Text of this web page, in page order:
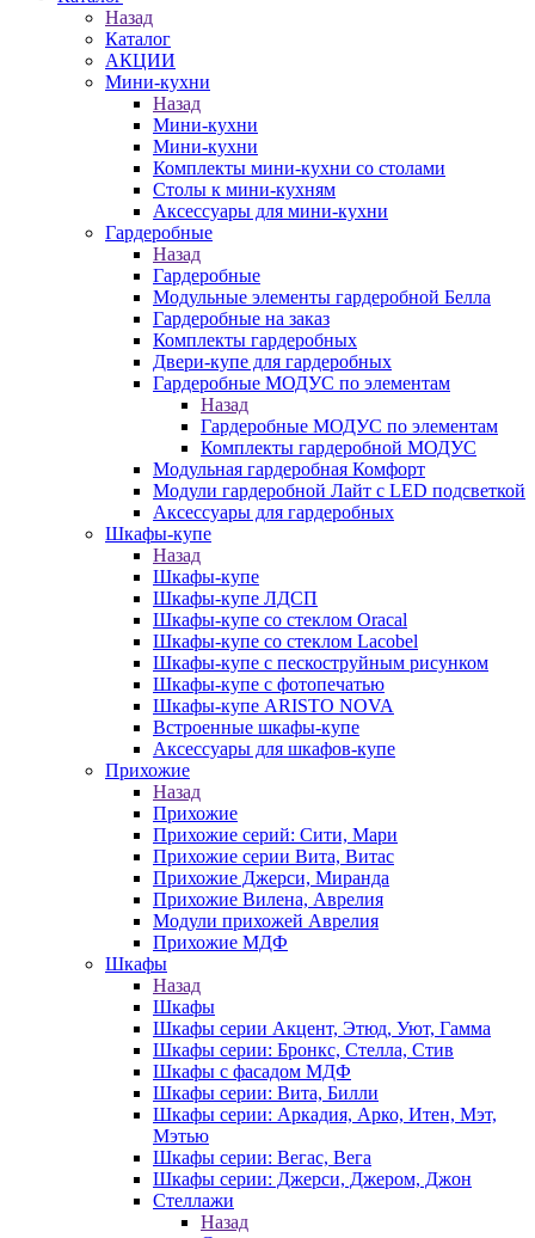
Назад
Каталог
АКЦИИ
Мини-кухни
Назад
Мини-кухни
Мини-кухни
Комплекты мини-кухни со столами
Столы к мини-кухням
Аксессуары для мини-кухни
Гардеробные
Назад
Гардеробные
Модульные элементы гардеробной Белла
Гардеробные на заказ
Комплекты гардеробных
Двери-купе для гардеробных
Гардеробные МОДУС по элементам
Назад
Гардеробные МОДУС по элементам
Комплекты гардеробной МОДУС
Модульная гардеробная Комфорт
Модули гардеробной Лайт с LED подсветкой
Аксессуары для гардеробных
Шкафы-купе
Назад
Шкафы-купе
Шкафы-купе ЛДСП
Шкафы-купе со стеклом Oracal
Шкафы-купе со стеклом Lacobel
Шкафы-купе с пескоструйным рисунком
Шкафы-купе с фотопечатью
Шкафы-купе ARISTO NOVA
Встроенные шкафы-купе
Аксессуары для шкафов-купе
Прихожие
Назад
Прихожие
Прихожие серий: Сити, Мари
Прихожие серии Вита, Витас
Прихожие Джерси, Миранда
Прихожие Вилена, Аврелия
Модули прихожей Аврелия
Прихожие МДФ
Шкафы
Назад
Шкафы
Шкафы серии Акцент, Этюд, Уют, Гамма
Шкафы серии: Бронкс, Стелла, Стив
Шкафы с фасадом МДФ
Шкафы серии: Вита, Билли
Шкафы серии: Аркадия, Арко, Итен, Мэт,
Мэтью
Шкафы серии: Вегас, Вега
Шкафы серии: Джерси, Джером, Джон
Стеллажи
Назад